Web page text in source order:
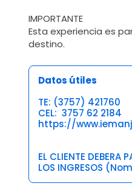
IMPORTANTE
Esta experiencia es
destino.
Datos útiles
TE: (3757) 421760
CEL: 3757 62 2184
https://
EL CLIENTE DEBERA
LOS INGRESOS